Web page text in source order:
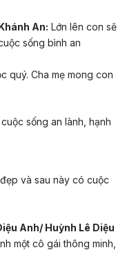
An: Lớn lên con sẽ
sống bình an
quý. Cha mẹ mong con
sống an lành, hạnh
và sau này có cuộc
Anh/ Huỳnh Lê Diệu
một cô gáithông minh